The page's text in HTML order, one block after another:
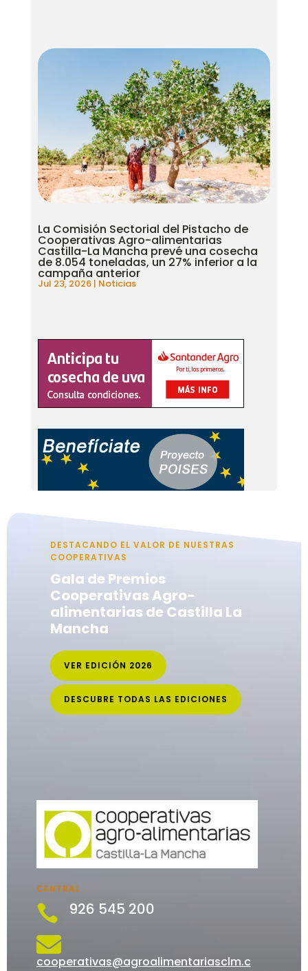
La Comisión Sectorial del Pistacho de
Cooperativas Agro-alimentarias
Castilla-La Mancha prevé una cosecha
de 8.054 toneladas, un 27% inferior a la
campaña anterior
Jul 23, 2026| Noticias
DESTACANDO EL VALOR DE NUESTRAS
COOPERATIVAS
Gala de Premios
Cooperativas Agro-
alimentarias de Castilla La
Mancha
VER EDICIÓN 2026
DESCUBRE TODAS LAS EDICIONES
CENTRAL
 926 545 200

cooperativas@agroalimentariasclm.c